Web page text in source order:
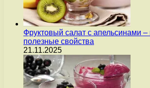
Фруктовый салат с апельсинами –
полезные свойства
21.11.2025